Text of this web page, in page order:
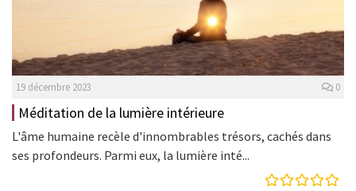
19 décembre 2023 0
Méditation de la lumière intérieure
L'âme humaine recèle d'innombrables trésors, cachés dans
ses profondeurs. Parmi eux, la lumière inté...